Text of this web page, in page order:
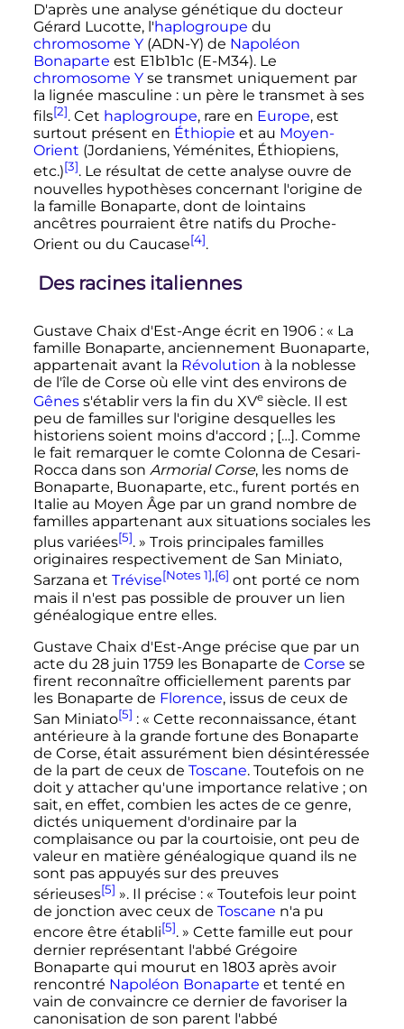
D'après une analyse génétique du docteur
Gérard Lucotte, l'haplogroupe du
chromosome Y(ADN-Y) de Napoléon
Bonaparte est E1b1b1c (E-M34). Le
chromosome Yse transmet uniquement par
la lignée masculine : un père le transmet à ses
fils[2]. Cet haplogroupe, rare en Europe, est
surtout présent en Éthiopie et au Moyen-
Orient (Jordaniens, Yéménites, Éthiopiens,
etc.)[3]. Le résultat de cette analyse ouvre de
nouvelles hypothèses concernant l'origine de
la famille Bonaparte, dont de lointains
ancêtres pourraient être natifs du Proche-
Orient ou du Caucase[4].
Des racines italiennes
Gustave Chaix d'Est-Ange écrit en 1906 : « La
famille Bonaparte, anciennement Buonaparte,
appartenait avant la Révolution à la noblesse
de l'île de Corse où elle vint des environs de
Gêness'établir vers la fin du XVe siècle. Il est
peu de familles sur l'origine desquelles les
historiens soient moins d'accord ; […]. Comme
le fait remarquer le comte Colonna de Cesari-
Rocca dans son Armorial Corse, les noms de
Bonaparte, Buonaparte, etc., furent portés en
Italie au Moyen Âge par un grand nombre de
familles appartenant aux situations sociales les
plus variées[5]. » Trois principales familles
originaires respectivement de San Miniato,
Sarzana et Trévise[Notes 1],[6] ont porté ce nom
mais il n'est pas possible de prouver un lien
généalogique entre elles.
Gustave Chaix d'Est-Ange précise que par un
acte du 28 juin 1759 les Bonaparte de Corse se
firent reconnaître officiellement parents par
les Bonaparte de Florence, issus de ceux de
San Miniato[5] : « Cette reconnaissance, étant
antérieure à la grande fortune des Bonaparte
de Corse, était assurément bien désintéressée
de la part de ceux de Toscane. Toutefois on ne
doit y attacher qu'une importance relative ; on
sait, en effet, combien les actes de ce genre,
dictés uniquement d'ordinaire par la
complaisance ou par la courtoisie, ont peu de
valeur en matière généalogique quand ils ne
sont pas appuyés sur des preuves
sérieuses[5] ». Il précise : « Toutefois leur point
de jonction avec ceux de Toscane n'a pu
encore être établi[5]. » Cette famille eut pour
dernier représentant l'abbé Grégoire
Bonaparte qui mourut en 1803 après avoir
rencontré Napoléon Bonaparte et tenté en
vain de convaincre ce dernier de favoriser la
canonisation de son parent l'abbé